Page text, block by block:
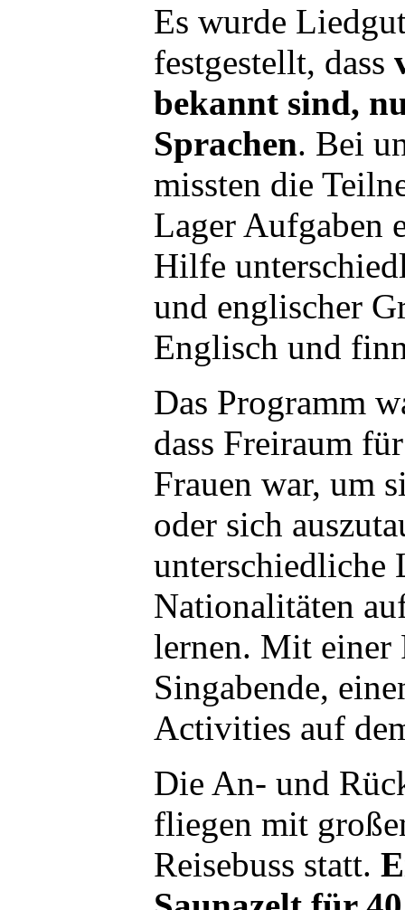
Es wurde
festgestellt, dass
bekannt sind,
Sprachen. Bei
missten die
Lager Aufgaben
Hilfe
und englischer
Englisch und
Das Programm
dass Freiraum
Frauen war, um
oder sich
unterschiedliche
Nationalitäten
lernen. Mit einer
Singabende,
Activities auf
Die An- und
fliegen mit
Reisebuss statt.